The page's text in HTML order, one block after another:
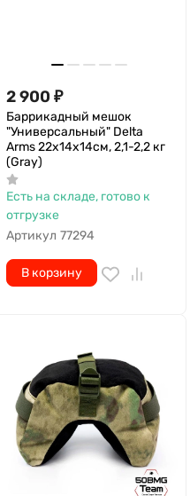
2 900 ₽
Баррикадный мешок
"Универсальный" Delta
Arms 22х14х14см, 2,1-2,2 кг
(Gray)
Есть на складе, готово к
отгрузке
Артикул 77294
В корзину